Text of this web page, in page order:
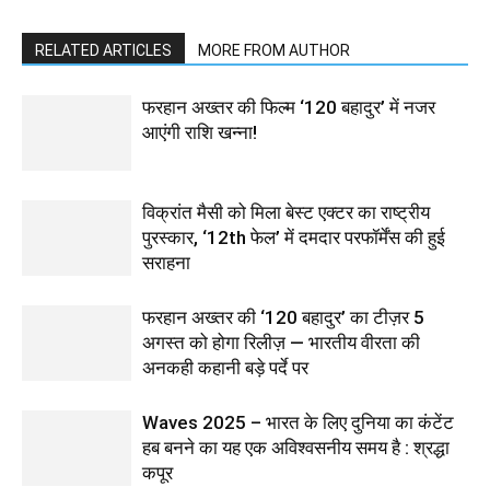
RELATED ARTICLES MORE FROM AUTHOR
फरहान अख्तर की फिल्म ‘120 बहादुर’ में नजर
आएंगी राशि खन्ना!
विक्रांत मैसी को मिला बेस्ट एक्टर का राष्ट्रीय
पुरस्कार, ‘12th फेल’ में दमदार परफॉर्मेंस की हुई
सराहना
फरहान अख्तर की ‘120 बहादुर’ का टीज़र 5
अगस्त को होगा रिलीज़ — भारतीय वीरता की
अनकही कहानी बड़े पर्दे पर
Waves 2025 – भारत के लिए दुनिया का कंटेंट
हब बनने का यह एक अविश्वसनीय समय है : श्रद्धा
कपूर